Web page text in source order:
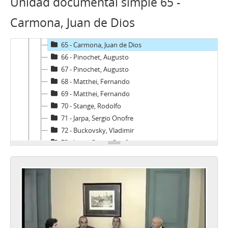
Carmona, Juan de Dios
62 - Carrasco, Washington
63 - Canessa, Julio
65 - Carmona, Juan de Dios
66 - Pinochet, Augusto
67 - Pinochet, Augusto
68 - Matthei, Fernando
69 - Matthei, Fernando
70 - Stange, Rodolfo
71 - Jarpa, Sergio Onofre
72 - Buckovsky, Vladimir
73 - Jarpa, Sergio Onofre
74 - Jarpa, Sergio Onofre
75 - Jarpa, Sergio Onofre
77 - Fresno, Juan Francisco
78 - Fresno, Juan Francisco
79 - Martínez Busch, Jorge